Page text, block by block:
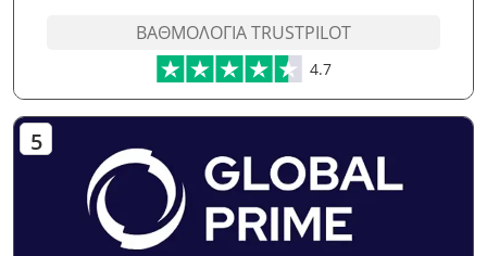
ΒΑΘΜΟΛΟΓΊΑ TRUSTPILOT
4.7